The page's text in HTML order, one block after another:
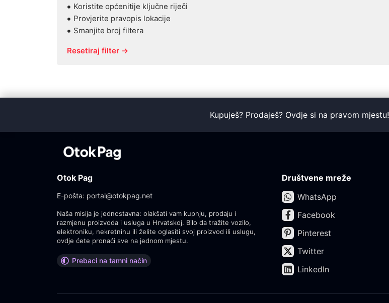
Koristite općenitije ključne riječi
Provjerite pravopis lokacije
Smanjite broj filtera
Resetiraj filter →
Kupuješ? Prodaješ? Ovdje si na pravom mjestu!
Otok Pag
E-pošta: portal@otokpag.net
Naša misija je jednostavna: olakšati vam kupnju, prodaju i
razmjenu proizvoda i usluga u Hrvatskoj. Bilo da tražite vozilo,
elektroniku, nekretninu ili želite oglasiti svoj proizvod ili uslugu,
ovdje ćete pronaći sve na jednom mjestu.
Prebaci na tamni način
Društvene mreže
WhatsApp
Facebook
Pinterest
Twitter
LinkedIn